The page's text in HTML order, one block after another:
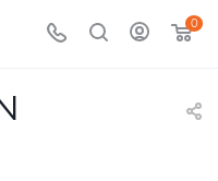
0